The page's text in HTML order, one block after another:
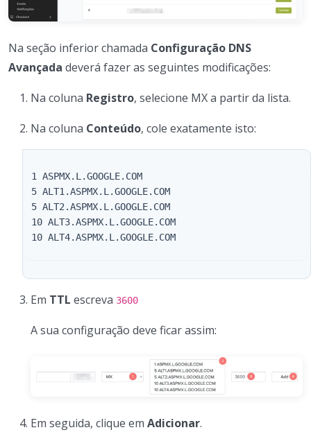
Na seção inferior chamada Configuração DNS
Avançada deverá fazer as seguintes modificações:
Na coluna Registro, selecione MX a partir da lista.
Na coluna Conteúdo, cole exatamente isto:
1 ASPMX.L.GOOGLE.COM
Em TTL escreva 3600
A sua configuração deve ficar assim:
Em seguida, clique em Adicionar.